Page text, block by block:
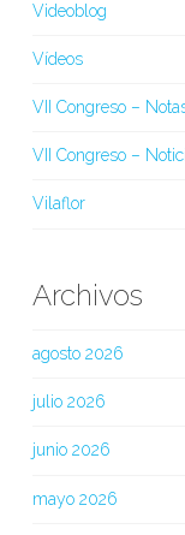
Videoblog
Vídeos
VII Congreso –
VII Congreso –
Vilaflor
Archivos
agosto 2026
julio 2026
junio 2026
mayo 2026